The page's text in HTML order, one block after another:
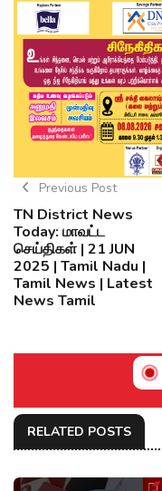
Previous Post
TN District News
Today: மாவட்ட
செய்திகள் | 21 JUN
2025 | Tamil Nadu |
Tamil News | Latest
News Tamil
RELATED POSTS